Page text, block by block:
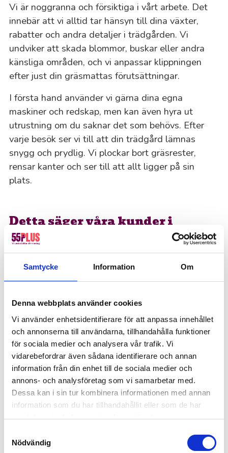
Samtycke Information Om
Denna webbplats använder cookies
Vi använder enhetsidentifierare för att anpassa innehållet
och annonserna till användarna, tillhandahålla funktioner
för sociala medier och analysera vår trafik. Vi
vidarebefordrar även sådana identifierare och annan
information från din enhet till de sociala medier och
annons- och analysföretag som vi samarbetar med.
Dessa kan i sin tur kombinera informationen med annan
information som du har tillhandahållit eller som de har
samlat in när du har använt deras tjänster.
Nödvändig
Vi är noggranna och försiktiga i vårt arbete. Det
innebär att vi alltid tar hänsyn till dina växter,
rabatter och andra detaljer i trädgården. Vi
undviker att skada blommor, buskar eller andra
känsliga områden, och vi anpassar klippningen
efter just din gräsmattas förutsättningar.
I första hand använder vi gärna dina egna
maskiner och redskap, men kan även hyra ut
utrustning om du saknar det som behövs. Efter
varje besök ser vi till att din trädgård lämnas
snygg och prydlig. Vi plockar bort gräsrester,
rensar kanter och ser till att allt ligger på sin
plats.
Detta säger våra kunder i
Enköping om gräsklippningen
“Trädgårdsarbete i Enköping blev jättebra!”
Jag känner att jag kan lita på alla jag har kontakt med på
55+. Bra kommunikation & alla är supertrevliga & bra
väntar jag på ny altan!Linda
Kontakta oss för gräsklippning
i Enköping
Gräsklippning är inte för alla. För vissa kan det
vara en fysisk utmaning som de inte klarar av,
eller helt enkelt något som inte passar in i deras
stressiga vardag. Boka din tid för gräsklippning i
Enköping, så hör vi av oss för att diskutera dina